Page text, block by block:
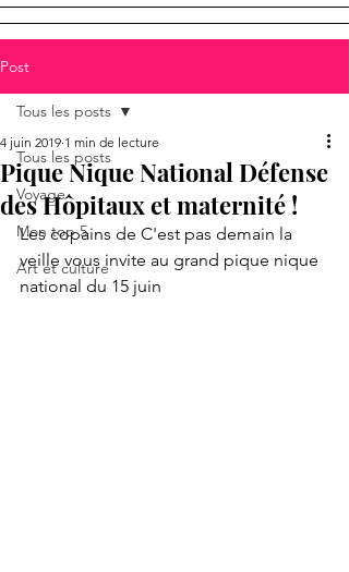
Post
Tous les posts
Voyage
Mon top 5
Art et culture
Tous les posts
Pique Nique National Défense
des Hôpitaux et maternité !
4 juin 2019 1 min de lecture
Les copains de C'est pas demain la
veille vous invite au grand pique nique
national du 15 juin